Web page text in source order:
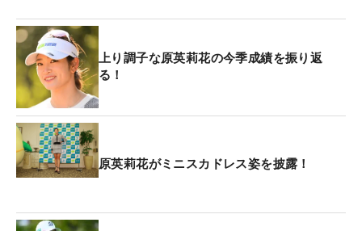
上り調子な原英莉花の今季成績を振り返
る！
原英莉花がミニスカドレス姿を披露！